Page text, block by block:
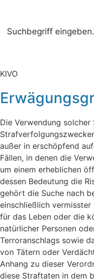
KIVO
Die Verwendung solcher
außer in erschöpfend
Fällen, in denen die
um einem erheblichen
dessen Bedeutung die
gehört die Suche nach
einschließlich vermisster
für das Leben oder die
natürlicher Personen
Terroranschlags sowie
von Tätern oder
Anhang zu dieser
diese Straftaten in dem